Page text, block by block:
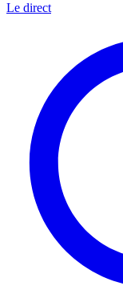
Le direct